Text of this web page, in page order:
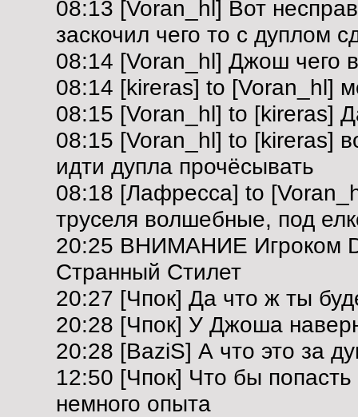
08:13 [Voran_hl] Вот
заскочил чего то с дуплом
08:14 [Voran_hl] Джош чего
08:14 [kireras] to [Voran_hl]
08:15 [Voran_hl] to [kireras]
08:15 [Voran_hl] to [kireras]
идти дупла прочёсывать
08:18 [Лафресса] to
труселя волшебные, под
20:25 ВНИМАНИЕ Игроком
Странный Стилет
20:27 [Чпок] Да что ж ты
20:28 [Чпок] У Джоша
20:28 [BaziS] А что это за
12:50 [Чпок] Что бы
немного опыта